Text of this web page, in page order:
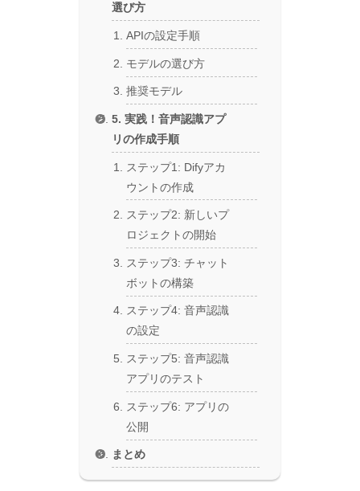
選び方
APIの設定手順
モデルの選び方
推奨モデル
5. 実践！音声認識アプ
リの作成手順
ステップ1: Difyアカ
ウントの作成
ステップ2: 新しいプ
ロジェクトの開始
ステップ3: チャット
ボットの構築
ステップ4: 音声認識
の設定
ステップ5: 音声認識
アプリのテスト
ステップ6: アプリの
公開
まとめ